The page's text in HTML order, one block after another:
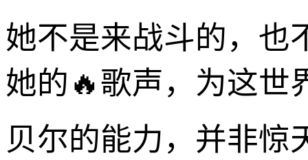
她不是来战斗的，也
她的🔥歌声，为这世
贝尔的能力，并非惊